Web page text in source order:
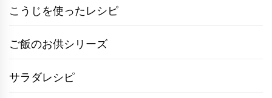
こうじを使ったレシピ
ご飯のお供シリーズ
サラダレシピ